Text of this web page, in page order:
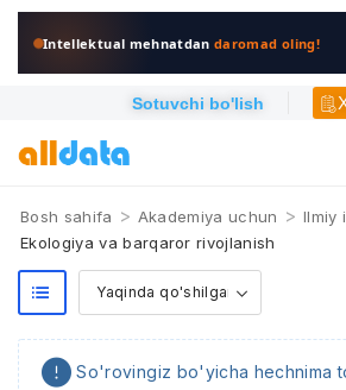
Intellektual mehnatdandaromad oling!
Sotuvchi bo'lish
Bosh sahifa > Akademiya uchun > Ilmiy
Ekologiya va barqaror rivojlanish
So'rovingiz bo'yicha hechnima